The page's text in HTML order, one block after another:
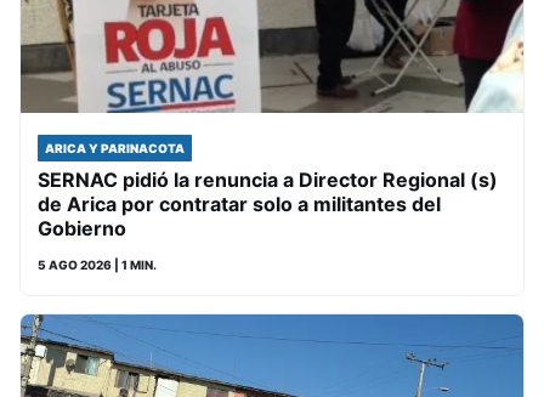
ARICA Y PARINACOTA
SERNAC pidió la renuncia a Director Regional (s)
de Arica por contratar solo a militantes del
Gobierno
5 AGO 2026 | 1 MIN.